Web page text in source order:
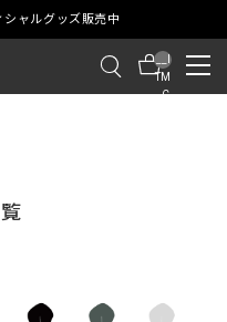
シャルグッズ販売中
__I
TM
_C